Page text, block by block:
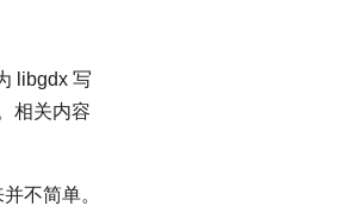
libgdx 写
相关内容
不简单。